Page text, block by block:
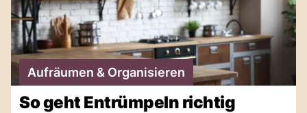
Aufräumen & Organisieren
So geht Entrümpeln richtig